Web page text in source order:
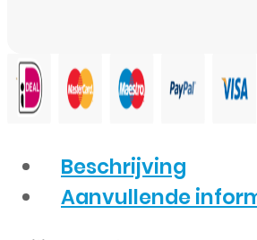
Beschrijving
Aanvullende